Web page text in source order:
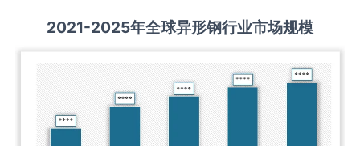
2021-2025年全球异形钢行业市场规模